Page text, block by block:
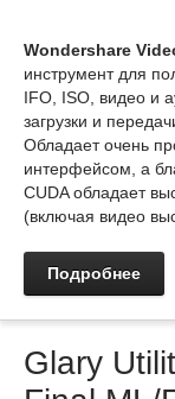
Wondershare
инструмент для
IFO, ISO, видео и
загрузки и
Обладает очень
интерфейсом, а
CUDA обладает
(включая видео
Подробнее
Glary